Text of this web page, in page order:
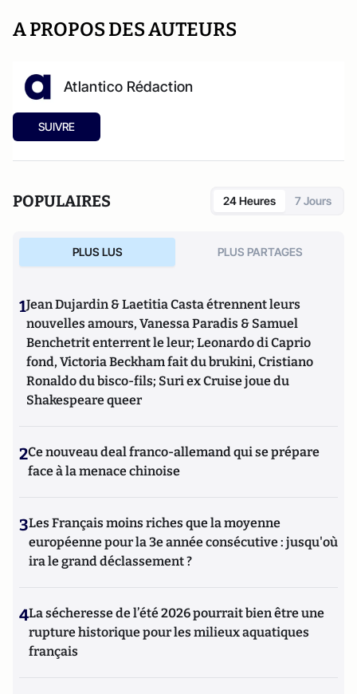
A PROPOS DES AUTEURS
Atlantico Rédaction
SUIVRE
POPULAIRES 24 Heures 7 Jours
PLUS LUS PLUS PARTAGES
1Jean Dujardin & Laetitia Casta étrennent leurs
nouvelles amours, Vanessa Paradis & Samuel
Benchetrit enterrent le leur; Leonardo di Caprio
fond, Victoria Beckham fait du brukini, Cristiano
Ronaldo du bisco-fils; Suri ex Cruise joue du
Shakespeare queer
2Ce nouveau deal franco-allemand qui se prépare
face à la menace chinoise
3Les Français moins riches que la moyenne
européenne pour la 3e année consécutive : jusqu'où
ira le grand déclassement ?
4La sécheresse de l’été 2026 pourrait bien être une
rupture historique pour les milieux aquatiques
français